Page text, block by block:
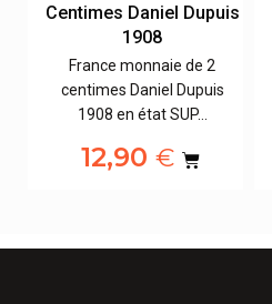
Centimes Daniel Dupuis
1908
France monnaie de 2
centimes Daniel Dupuis
1908 en état SUP…
12,90€